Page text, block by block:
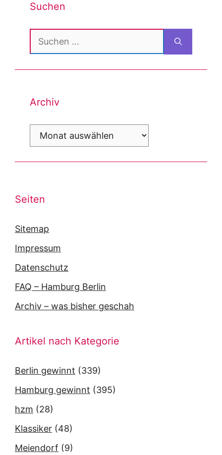
Suchen
Suchen
nach:
Archiv
Archiv
Seiten
Sitemap
Impressum
Datenschutz
FAQ – Hamburg Berlin
Archiv – was bisher geschah
Artikel nach Kategorie
Berlin gewinnt (339)
Hamburg gewinnt (395)
hzm (28)
Klassiker (48)
Meiendorf (9)